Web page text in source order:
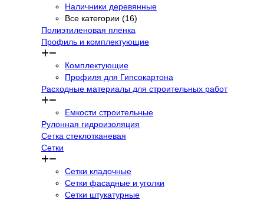
Наличники деревянные
Все категории (16)
Полиэтиленовая пленка
Профиль и комплектующие
Комплектующие
Профиля для Гипсокартона
Расходные материалы для строительных работ
Емкости строительные
Рулонная гидроизоляция
Сетка стеклотканевая
Сетки
Сетки кладочные
Сетки фасадные и уголки
Сетки штукатурные